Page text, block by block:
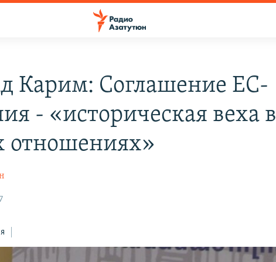
Карим: Соглашение ЕС-
- «историческая веха в
отношениях»